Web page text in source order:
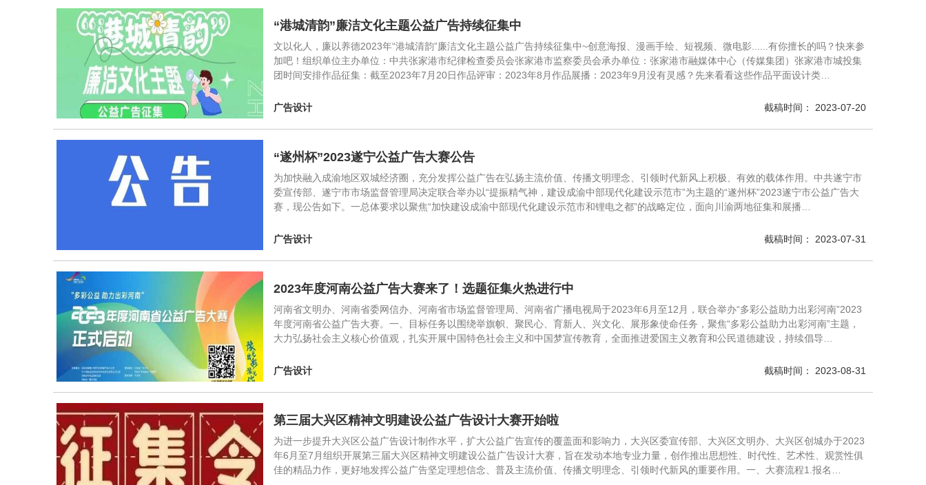
“港城清韵”廉洁文化主题公益广告持续征集中
文以化人，廉以养德2023年“港城清韵”廉洁文化主题公益广告持续征集中~创意海报、漫画手绘、短视频、微电影......有你擅长的吗？快来参
加吧！组织单位主办单位：中共张家港市纪律检查委员会张家港市监察委员会承办单位：张家港市融媒体中心（传媒集团）张家港市城投集
团时间安排作品征集：截至2023年7月20日作品评审：2023年8月作品展播：2023年9月没有灵感？先来看看这些作品平面设计类…
广告设计 截稿时间： 2023-07-20
“遂州杯”2023遂宁公益广告大赛公告
为加快融入成渝地区双城经济圈，充分发挥公益广告在弘扬主流价值、传播文明理念、引领时代新风上积极、有效的载体作用。中共遂宁市
委宣传部、遂宁市市场监督管理局决定联合举办以“提振精气神，建设成渝中部现代化建设示范市”为主题的“遂州杯”2023遂宁市公益广告大
赛，现公告如下。一总体要求以聚焦“加快建设成渝中部现代化建设示范市和锂电之都”的战略定位，面向川渝两地征集和展播…
广告设计 截稿时间： 2023-07-31
2023年度河南公益广告大赛来了！选题征集火热进行中
河南省文明办、河南省委网信办、河南省市场监督管理局、河南省广播电视局于2023年6月至12月，联合举办“多彩公益助力出彩河南”2023
年度河南省公益广告大赛。一、目标任务以围绕举旗帜、聚民心、育新人、兴文化、展形象使命任务，聚焦“多彩公益助力出彩河南”主题，
大力弘扬社会主义核心价值观，扎实开展中国特色社会主义和中国梦宣传教育，全面推进爱国主义教育和公民道德建设，持续倡导…
广告设计 截稿时间： 2023-08-31
第三届大兴区精神文明建设公益广告设计大赛开始啦
为进一步提升大兴区公益广告设计制作水平，扩大公益广告宣传的覆盖面和影响力，大兴区委宣传部、大兴区文明办、大兴区创城办于2023
年6月至7月组织开展第三届大兴区精神文明建设公益广告设计大赛，旨在发动本地专业力量，创作推出思想性、时代性、艺术性、观赏性俱
佳的精品力作，更好地发挥公益广告坚定理想信念、普及主流价值、传播文明理念、引领时代新风的重要作用。一、大赛流程1.报名…